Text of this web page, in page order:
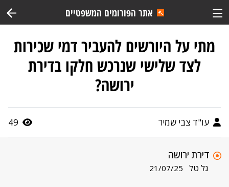
אתר הפורומים המשפטיים
מתי על היורשים להעביר דמי שכירות
לצד שלישי שנרכש חלקו בדירת
ירושה?
עו"ד צבי שמיר 49
דירת ירושה
גל טל 21/07/25